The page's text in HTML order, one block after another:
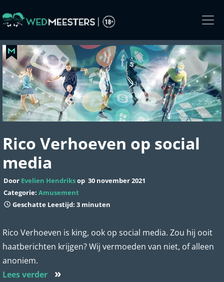
to
content
Rico Verhoeven op social
media
Door Evelien Hendriksop 30 november 2021
Categorie: Amusement
Geschatte Leestijd: 3 minuten
Rico Verhoeven is king, ook op social media. Zou hij ooit
haatberichten krijgen? Wij vermoeden van niet, of alleen
anoniem.
Lees verder
»